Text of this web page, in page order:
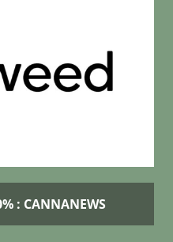
: CANNANEWS